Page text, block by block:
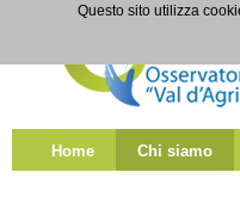
Salta al contenuto
Fondazione
Home Chi siamo
Questo sito utilizza